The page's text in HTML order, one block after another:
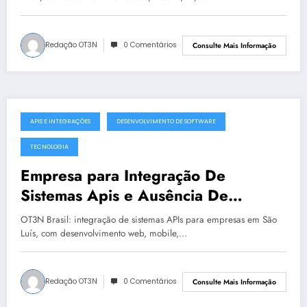
Redação OT3N 0 Comentários Consulte Mais Informação
julho 19, 2025
APIS E INTEGRAÇÕES DESENVOLVIMENTO DE SOFTWARE
TECNOLOGIA
Empresa para Integração De
Sistemas Apis e Ausência De
Governança Técnica em São Luís |
OT3N Brasil – Guia 2199
OT3N Brasil: integração de sistemas APIs para empresas em São
Luís, com desenvolvimento web, mobile,…
Redação OT3N 0 Comentários Consulte Mais Informação